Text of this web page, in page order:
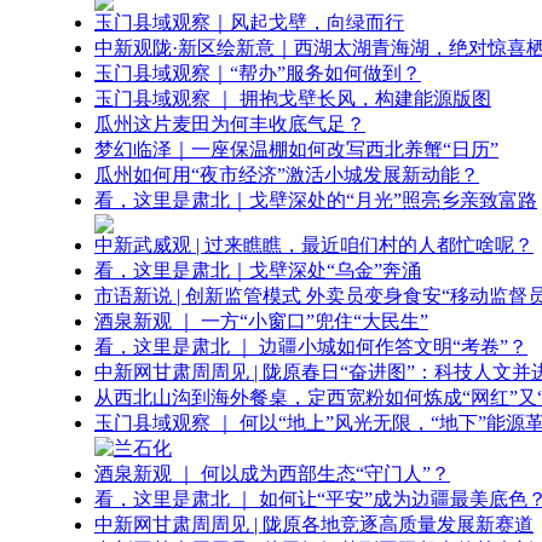
玉门县域观察｜风起戈壁，向绿而行
中新观陇·新区绘新意｜西湖太湖青海湖，绝对惊喜
玉门县域观察｜“帮办”服务如何做到？
玉门县域观察 ｜ 拥抱戈壁长风，构建能源版图
瓜州这片麦田为何丰收底气足？
梦幻临泽｜一座保温棚如何改写西北养蟹“日历”
瓜州如何用“夜市经济”激活小城发展新动能？
看，这里是肃北｜戈壁深处的“月光”照亮乡亲致富路
中新武威观 | 过来瞧瞧，最近咱们村的人都忙啥呢？
看，这里是肃北｜戈壁深处“乌金”奔涌
市语新说 | 创新监管模式 外卖员变身食安“移动监督
酒泉新观 ｜ 一方“小窗口”兜住“大民生”
看，这里是肃北 ｜ 边疆小城如何作答文明“考卷”？
中新网甘肃周周见 | 陇原春日“奋进图”：科技人文并
从西北山沟到海外餐桌，定西宽粉如何炼成“网红”又
玉门县域观察 ｜ 何以“地上”风光无限，“地下”能源
酒泉新观 ｜ 何以成为西部生态“守门人”？
看，这里是肃北 ｜ 如何让“平安”成为边疆最美底色？
中新网甘肃周周见 | 陇原各地竞逐高质量发展新赛道